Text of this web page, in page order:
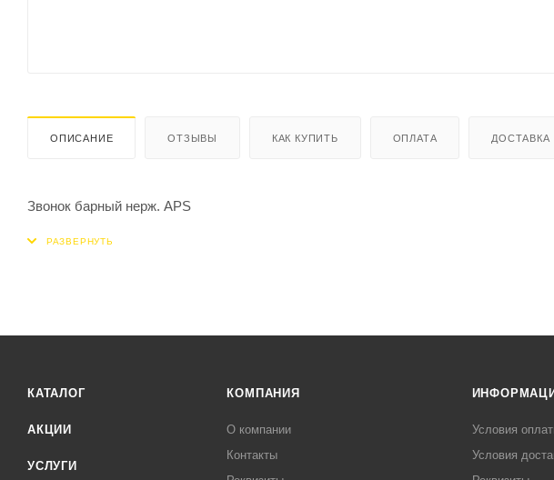
ОПИСАНИЕ ОТЗЫВЫ КАК КУПИТЬ ОПЛАТА ДОСТАВКА
Звонок барный нерж. APS
КАТАЛОГ
АКЦИИ
УСЛУГИ
КОМПАНИЯ
О компании
Контакты
Условия
Условия